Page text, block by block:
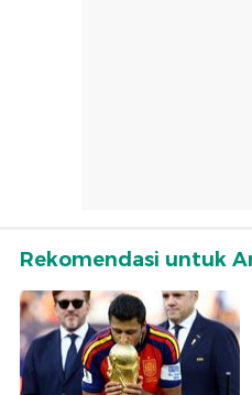
Rekomendasi untuk